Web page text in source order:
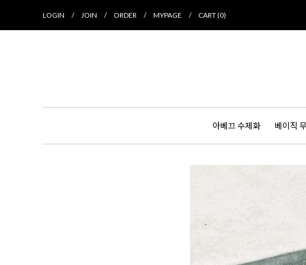
LOGIN / JOIN / ORDER / MYPAGE / CART (0)
아베끄 수제화 베이직